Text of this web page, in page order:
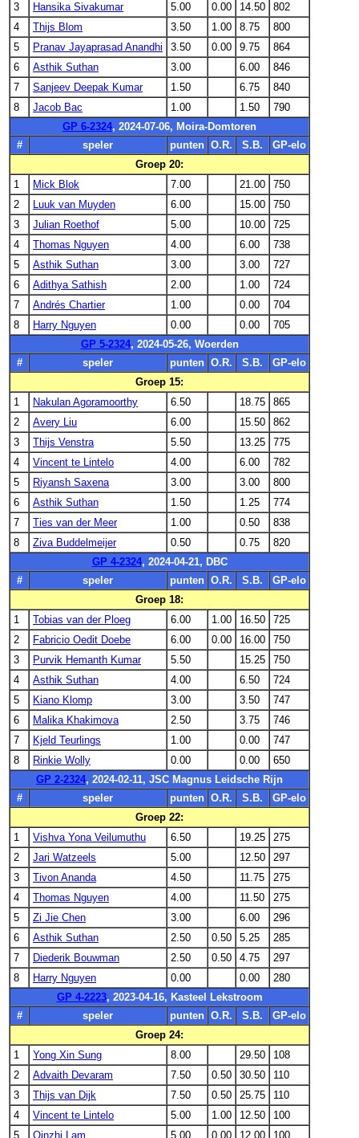
3
Hansika Sivakumar 5.00 0.00 14.50
802
4
Thijs Blom 3.50 1.00 8.75
800
5
Pranav Jayaprasad Anandhi 3.50 0.00 9.75
864
6
Asthik Suthan 3.00 6.00
846
7
Sanjeev Deepak Kumar 1.50 6.75
840
8
Jacob Bac 1.00 1.50
790
GP 6-2324, 2024-07-06, Moira-Domtoren
#
speler punten O.R. S.B.
GP-elo
Groep 20:
1
Mick Blok 7.00 21.00
750
2
Luuk van Muyden 6.00 15.00
750
3
Julian Roethof 5.00 10.00
725
4
Thomas Nguyen 4.00 6.00
738
5
Asthik Suthan 3.00 3.00
727
6
Adithya Sathish 2.00 1.00
724
7
Andrés Chartier 1.00 0.00
704
8
Harry Nguyen 0.00 0.00
705
GP 5-2324, 2024-05-26, Woerden
#
speler punten O.R. S.B.
GP-elo
Groep 15:
1
Nakulan Agoramoorthy 6.50 18.75
865
2
Avery Liu 6.00 15.50
862
3
Thijs Venstra 5.50 13.25
775
4
Vincent te Lintelo 4.00 6.00
782
5
Riyansh Saxena 3.00 3.00
800
6
Asthik Suthan 1.50 1.25
774
7
Ties van der Meer 1.00 0.50
838
8
Ziva Buddelmeijer 0.50 0.75
820
GP 4-2324, 2024-04-21, DBC
#
speler punten O.R. S.B.
GP-elo
Groep 18:
1
Tobias van der Ploeg 6.00 1.00 16.50
725
2
Fabricio Oedit Doebe 6.00 0.00 16.00
750
3
Purvik Hemanth Kumar 5.50 15.25
750
4
Asthik Suthan 4.00 6.50
724
5
Kiano Klomp 3.00 3.50
747
6
Malika Khakimova 2.50 3.75
746
7
Kjeld Teurlings 1.00 0.00
747
8
Rinkie Wolly 0.00 0.00
650
GP 2-2324, 2024-02-11, JSC Magnus Leidsche Rijn
#
speler punten O.R. S.B.
GP-elo
Groep 22:
1
Vishva Yona Veilumuthu 6.50 19.25
275
2
Jari Watzeels 5.00 12.50
297
3
Tivon Ananda 4.50 11.75
275
4
Thomas Nguyen 4.00 11.50
275
5
Zi Jie Chen 3.00 6.00
296
6
Asthik Suthan 2.50 0.50 5.25
285
7
Diederik Bouwman 2.50 0.50 4.75
297
8
Harry Nguyen 0.00 0.00
280
GP 4-2223, 2023-04-16, Kasteel Lekstroom
#
speler punten O.R. S.B.
GP-elo
Groep 24:
1
Yong Xin Sung 8.00 29.50
108
2
Advaith Devaram 7.50 0.50 30.50
110
3
Thijs van Dijk 7.50 0.50 25.75
110
4
Vincent te Lintelo 5.00 1.00 12.50
100
5
Qinzhi Lam 5.00 0.00 12.00 100